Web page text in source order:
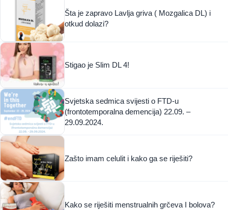
Šta je zapravo Lavlja griva ( Mozgalica DL) i
otkud dolazi?
Stigao je Slim DL 4!
Svjetska sedmica svijesti o FTD-u
(frontotemporalna demencija) 22.09. –
29.09.2024.
Zašto imam celulit i kako ga se riješiti?
Kako se riješiti menstrualnih grčeva I bolova?